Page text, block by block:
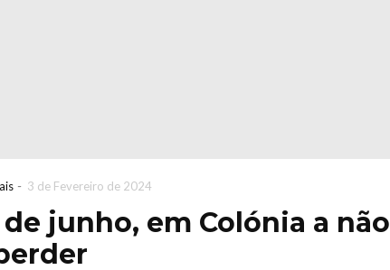
- 3 de Fevereiro de 2024
de junho, em Colónia a não